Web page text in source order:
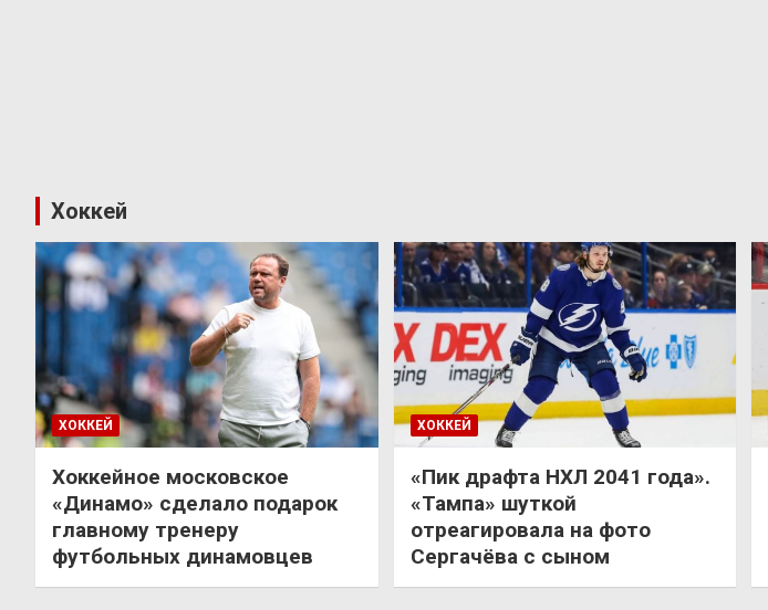
Хоккей
ХОККЕЙ
Хоккейное московское
«Динамо» сделало подарок
главному тренеру
футбольных динамовцев
ХОККЕЙ
«Пик драфта НХЛ 2041 года».
«Тампа» шуткой
отреагировала на фото
Сергачёва с сыном